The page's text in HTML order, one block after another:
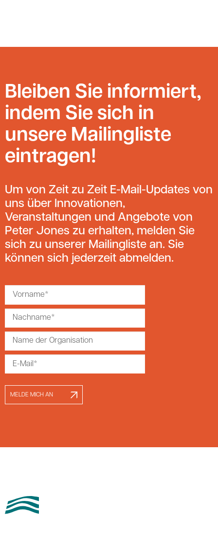
Bleiben Sie informiert,
indem Sie sich in
unsere Mailingliste
eintragen!
Um von Zeit zu Zeit E-Mail-Updates von
uns über Innovationen,
Veranstaltungen und Angebote von
Peter Jones zu erhalten, melden Sie
sich zu unserer Mailingliste an. Sie
können sich jederzeit abmelden.
MELDE MICH AN